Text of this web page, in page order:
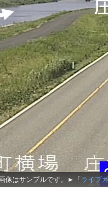
像はサンプルです。►「 ライブ